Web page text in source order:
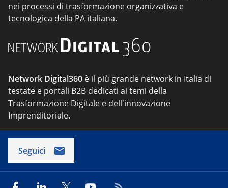
nei processi di trasformazione organizzativa e
tecnologica della PA italiana.
Network Digital360 è il più grande network in Italia di
testate e portali B2B dedicati ai temi della
Trasformazione Digitale e dell'innovazione
Imprenditoriale.
Seguici